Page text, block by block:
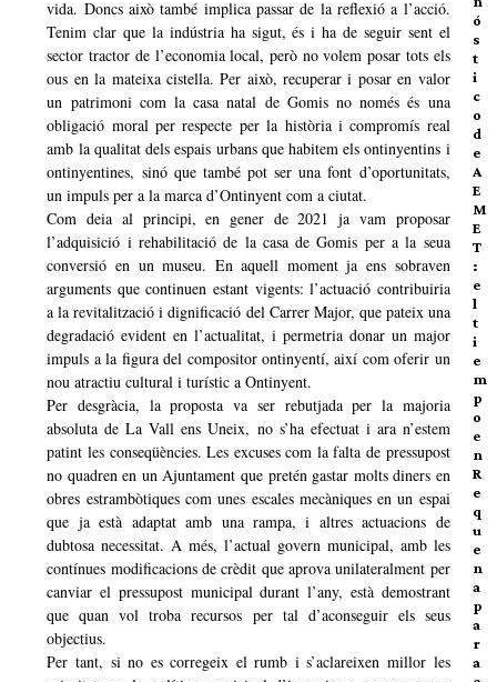
vida. Doncs això també implica passar de la reflexió a l’acció.
Tenim clar que la indústria ha sigut, és i ha de seguir sent el
sector tractor de l’economia local, però no volem posar tots els
ous en la mateixa cistella. Per això, recuperar i posar en valor
un patrimoni com la casa natal de Gomis no només és una
obligació moral per respecte per la història i compromís real
amb la qualitat dels espais urbans que habitem els ontinyentins i
ontinyentines, sinó que també pot ser una font d’oportunitats,
un impuls per a la marca d’Ontinyent com a ciutat.
Com deia al principi, en gener de 2021 ja vam proposar
l’adquisició i rehabilitació de la casa de Gomis per a la seua
conversió en un museu. En aquell moment ja ens sobraven
arguments que continuen estant vigents: l’actuació contribuiria
a la revitalització i dignificació del Carrer Major, que pateix una
degradació evident en l’actualitat, i permetria donar un major
impuls a la figura del compositor ontinyentí, així com oferir un
nou atractiu cultural i turístic a Ontinyent.
Per desgràcia, la proposta va ser rebutjada per la majoria
absoluta de La Vall ens Uneix, no s’ha efectuat i ara n’estem
patint les conseqüències. Les excuses com la falta de pressupost
no quadren en un Ajuntament que pretén gastar molts diners en
obres estrambòtiques com unes escales mecàniques en un espai
que ja està adaptat amb una rampa, i altres actuacions de
dubtosa necessitat. A més, l’actual govern municipal, amb les
contínues modificacions de crèdit que aprova unilateralment per
canviar el pressupost municipal durant l’any, està demostrant
que quan vol troba recursos per tal d’aconseguir els seus
objectius.
Per tant, si no es corregeix el rumb i s’aclareixen millor les
ó
s
t
i
c
o
d
e
A
E
M
E
T
:
e
l
t
i
e
m
p
o
e
n
R
e
q
u
e
n
a
p
a
r
a